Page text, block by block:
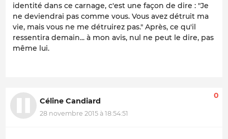
identité dans ce carnage, c'est une façon de dire : "Je
ne deviendrai pas comme vous. Vous avez détruit ma
vie, mais vous ne me détruirez pas." Après, ce qu'il
ressentira demain... à mon avis, nul ne peut le dire, pas
même lui.
Céline Candiard
28 novembre 2015 à 18:54:51
0